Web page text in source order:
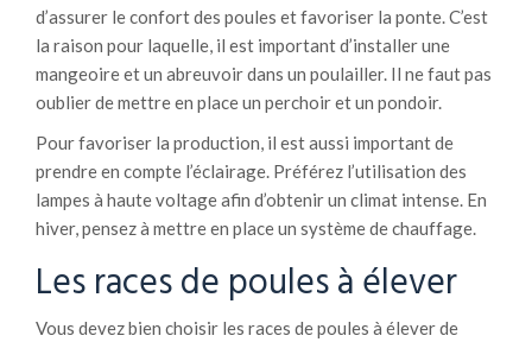
d’assurer le confort des poules et favoriser la ponte. C’est
la raison pour laquelle, il est important d’installer une
mangeoire et un abreuvoir dans un poulailler. Il ne faut pas
oublier de mettre en place un perchoir et un pondoir.
Pour favoriser la production, il est aussi important de
prendre en compte l’éclairage. Préférez l’utilisation des
lampes à haute voltage afin d’obtenir un climat intense. En
hiver, pensez à mettre en place un système de chauffage.
Les races de poules à élever
Vous devez bien choisir les races de poules à élever de